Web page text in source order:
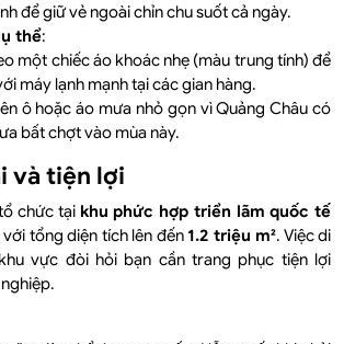
để giữ vẻ ngoài chỉn chu suốt cả ngày.
thể:
một chiếc áo khoác nhẹ (màu trung tính) để
máy lạnh mạnh tại các gian hàng.
ô hoặc áo mưa nhỏ gọn vì Quảng Châu có
bất chợt vào mùa này.
và tiện lợi
chức tại khu phức hợp triển lãm quốc tế
với tổng diện tích lên đến 1.2 triệu m². Việc di
vực đòi hỏi bạn cần trang phục tiện lợi